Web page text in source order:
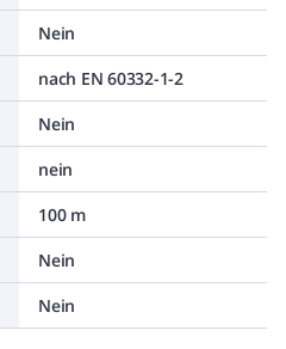
Nein
nach EN 60332-1-2
Nein
nein
100 m
Nein
Nein